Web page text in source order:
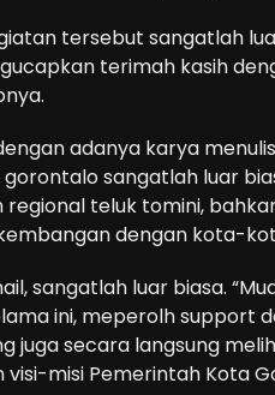
tersebut sangatlah
terimah kasih
adanya karya
sangatlah luar
regional teluk tomini,
dengan kota-
sangatlah luar biasa.
ini, meperolh support
juga secara langsung
misi Pemerintah Kota